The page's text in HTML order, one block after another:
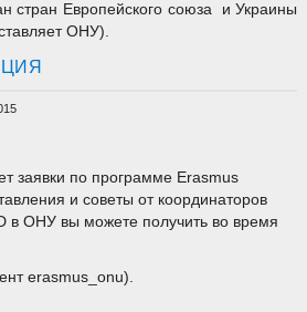
стран Европейского союза и Украины
ОНУ).
заявки по программе Erasmus
и советы от координаторов
в ОНУ вы можете получить во время
erasmus_onu).